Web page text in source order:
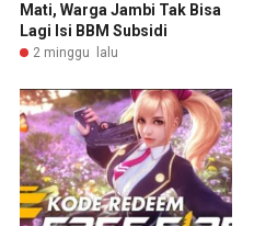
Mati, Warga Jambi Tak Bisa
Lagi Isi BBM Subsidi
2 minggu lalu